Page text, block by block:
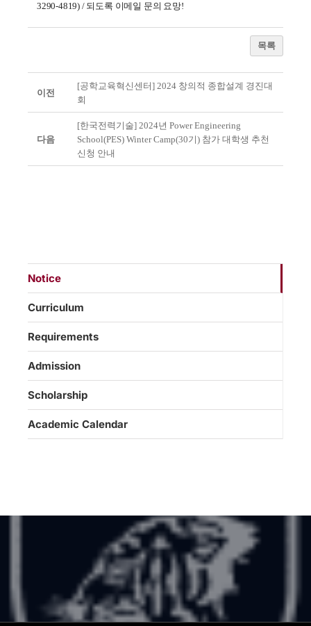
3290-4819) / 되도록 이메일 문의 요망!
목록
이전
[공학교육혁신센터] 2024 창의적 종합설계 경진대
회
다음
[한국전력기술] 2024년 Power Engineering
School(PES) Winter Camp(30기) 참가 대학생 추천
신청 안내
Notice
Curriculum
Requirements
Admission
Scholarship
Academic Calendar